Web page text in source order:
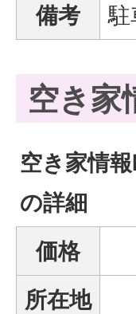
備考
駐
空き家
空き家情
の詳細
価格
所在地